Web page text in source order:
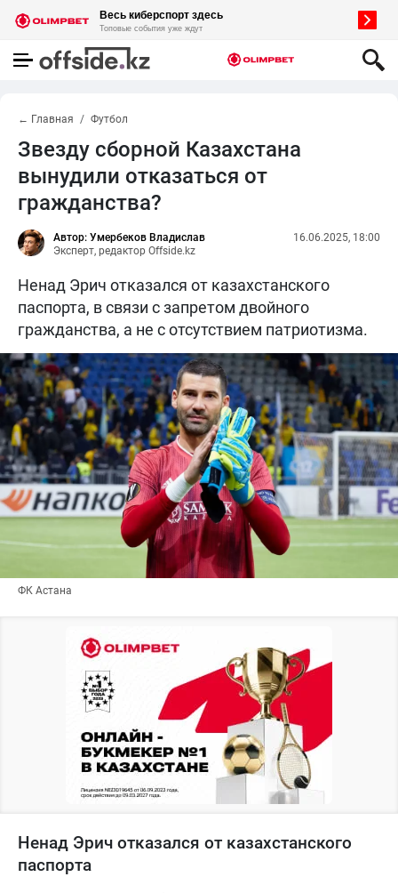
← Главная Футбол
Звезду сборной Казахстана
вынудили отказаться от
гражданства?
Автор: Умербеков Владислав
Эксперт, редактор Offside.kz
16.06.2025, 18:00
Ненад Эрич отказался от казахстанского
паспорта, в связи с запретом двойного
гражданства, а не с отсутствием патриотизма.
ФК Астана
Ненад Эрич отказался от казахстанского
паспорта